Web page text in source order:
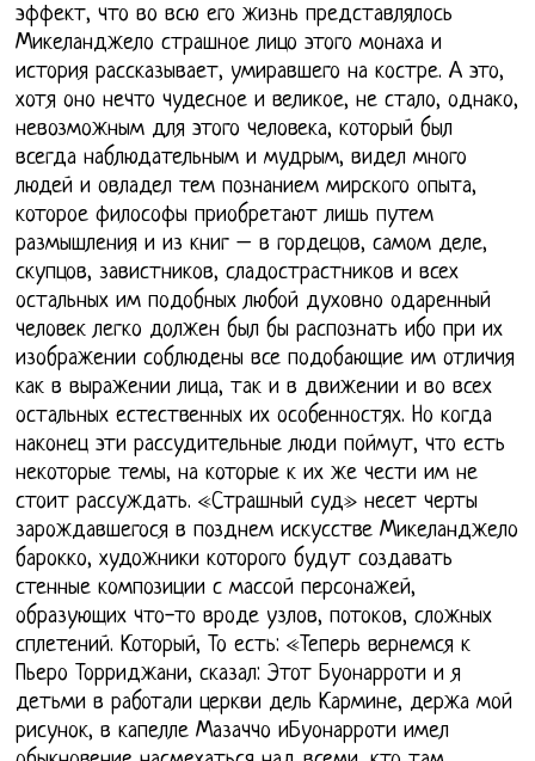
эффект, что во всю его жизнь представлялось
Микеланджело страшное лицо этого монаха и
история рассказывает, умиравшего на костре. А это,
хотя оно нечто чудесное и великое, не стало, однако,
невозможным для этого человека, который был
всегда наблюдательным и мудрым, видел много
людей и овладел тем познанием мирского опыта,
которое философы приобретают лишь путем
размышления и из книг – в гордецов, самом деле,
скупцов, завистников, сладострастников и всех
остальных им подобных любой духовно одаренный
человек легко должен был бы распознать ибо при их
изображении соблюдены все подобающие им отличия
как в выражении лица, так и в движении и во всех
остальных естественных их особенностях. Но когда
наконец эти рассудительные люди поймут, что есть
некоторые темы, на которые к их же чести им не
стоит рассуждать. «Страшный суд» несет черты
зарождавшегося в позднем искусстве Микеланджело
барокко, художники которого будут создавать
стенные композиции с массой персонажей,
образующих что-то вроде узлов, потоков, сложных
сплетений. Который, То есть: «Теперь вернемся к
Пьеро Торриджани, сказал: Этот Буонарроти и я
детьми в работали церкви дель Кармине, держа мой
рисунок, в капелле Мазаччо иБуонарроти имел